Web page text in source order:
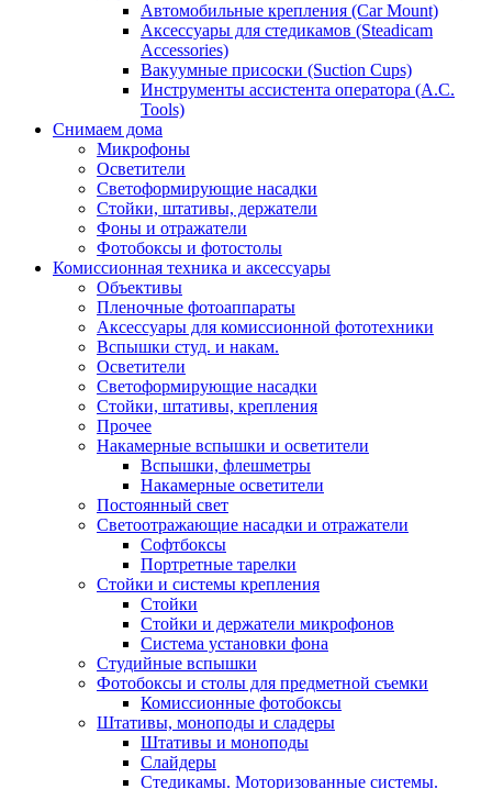
Автомобильные крепления (Car Mount)
Аксессуары для стедикамов (Steadicam
Accessories)
Вакуумные присоски (Suction Cups)
Инструменты ассистента оператора (A.C.
Tools)
Снимаем дома
Микрофоны
Осветители
Светоформирующие насадки
Стойки, штативы, держатели
Фоны и отражатели
Фотобоксы и фотостолы
Комиссионная техника и аксессуары
Объективы
Пленочные фотоаппараты
Аксессуары для комиссионной фототехники
Вспышки студ. и накам.
Осветители
Светоформирующие насадки
Стойки, штативы, крепления
Прочее
Накамерные вспышки и осветители
Вспышки, флешметры
Накамерные осветители
Постоянный свет
Светоотражающие насадки и отражатели
Софтбоксы
Портретные тарелки
Стойки и системы крепления
Стойки
Стойки и держатели микрофонов
Система установки фона
Студийные вспышки
Фотобоксы и столы для предметной съемки
Комиссионные фотобоксы
Штативы, моноподы и сладеры
Штативы и моноподы
Слайдеры
Стедикамы. Моторизованные системы.